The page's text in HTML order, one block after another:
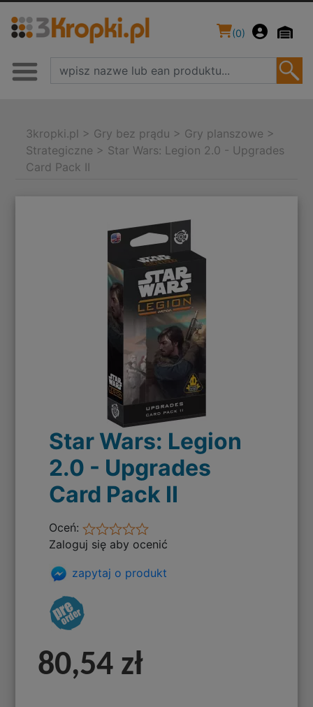
(0)
3kropki.pl > Gry bez prądu > Gry planszowe >
Strategiczne > Star Wars: Legion 2.0 - Upgrades
Card Pack II
Star Wars: Legion
2.0 - Upgrades
Card Pack II
Oceń:
Zaloguj się aby ocenić
zapytaj o produkt
80,54 zł